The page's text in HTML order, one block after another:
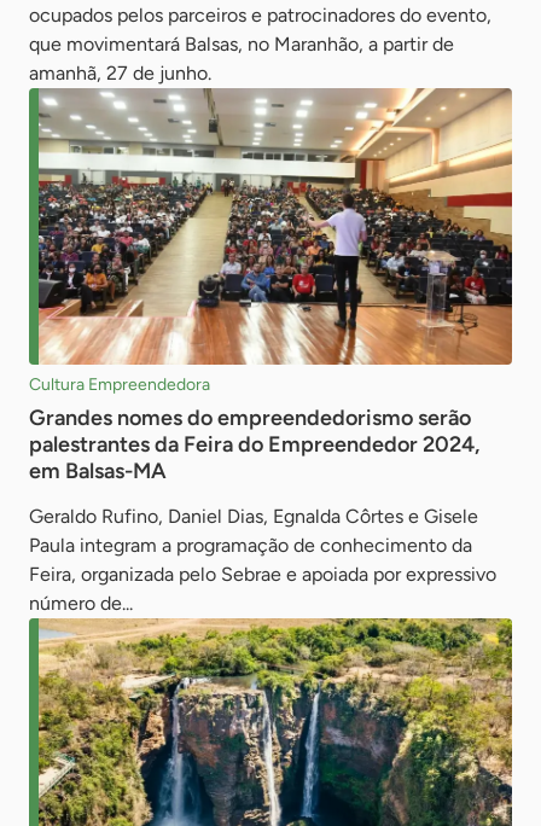
ocupados pelos parceiros e patrocinadores do evento,
que movimentará Balsas, no Maranhão, a partir de
amanhã, 27 de junho.
Cultura Empreendedora
Grandes nomes do empreendedorismo serão
palestrantes da Feira do Empreendedor 2024,
em Balsas-MA
Geraldo Rufino, Daniel Dias, Egnalda Côrtes e Gisele
Paula integram a programação de conhecimento da
Feira, organizada pelo Sebrae e apoiada por expressivo
número de...